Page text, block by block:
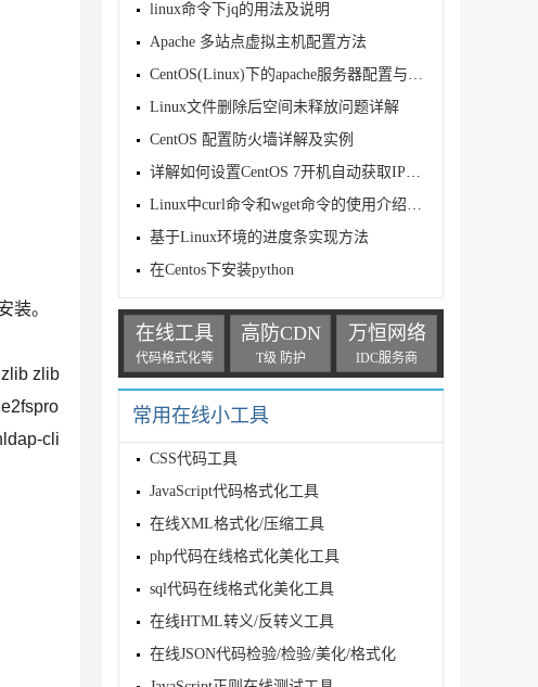
装。
zlib
cli
linux命令下jq的用法及说明
Apache 多站点虚拟主机配置方法
CentOS(Linux)下的apache服务器配置与管理方法分享
Linux文件删除后空间未释放问题详解
CentOS 配置防火墙详解及实例
详解如何设置CentOS 7开机自动获取IP地址
Linux中curl命令和wget命令的使用介绍与比较
基于Linux环境的进度条实现方法
在Centos下安装python
在线工具
代码格式化等
高防CDN
T级 防护
万恒网络
IDC服务商
常用在线小工具
CSS代码工具
JavaScript代码格式化工具
在线XML格式化/压缩工具
php代码在线格式化美化工具
sql代码在线格式化美化工具
在线HTML转义/反转义工具
在线JSON代码检验/检验/美化/格式化